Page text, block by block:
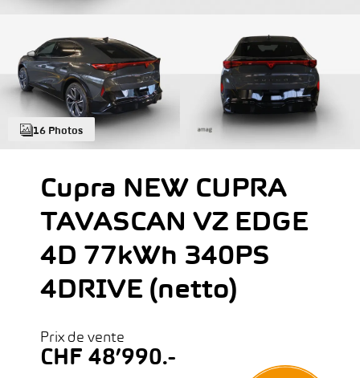
16 Photos
Cupra NEW CUPRA
TAVASCAN VZ EDGE
4D 77kWh 340PS
4DRIVE (netto)
Prix de vente
CHF 48’990.-